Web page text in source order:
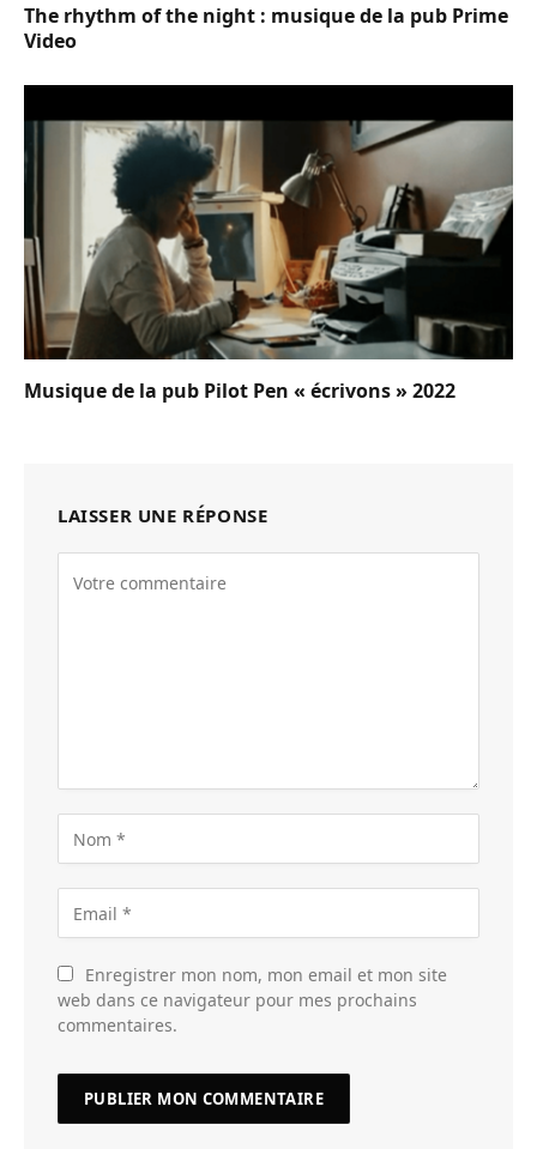
The rhythm of the night : musique de la pub Prime
Video
Musique de la pub Pilot Pen « écrivons » 2022
LAISSER UNE RÉPONSE
Enregistrer mon nom, mon email et mon site
web dans ce navigateur pour mes prochains
commentaires.